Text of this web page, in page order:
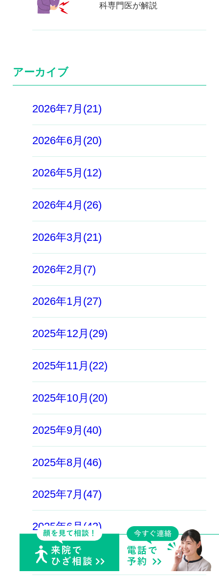
科専門医が解説
アーカイブ
2026年7月(21)
2026年6月(20)
2026年5月(12)
2026年4月(26)
2026年3月(21)
2026年2月(7)
2026年1月(27)
2025年12月(29)
2025年11月(22)
2025年10月(20)
2025年9月(40)
2025年8月(46)
2025年7月(47)
2025年6月(42)
2025年5月(49)